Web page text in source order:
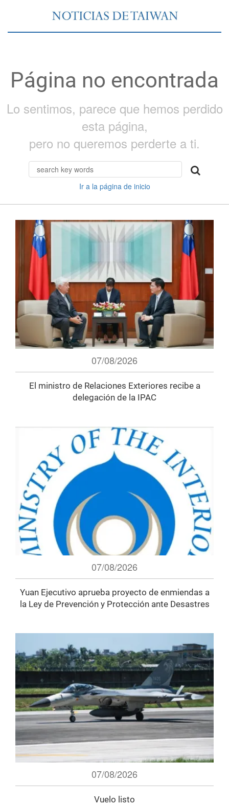
Página no encontrada
Lo sentimos, parece que hemos perdido
esta página,
pero no queremos perderte a ti.
Ir a la página de inicio
07/08/2026
El ministro de Relaciones Exteriores recibe a
delegación de la IPAC
07/08/2026
Yuan Ejecutivo aprueba proyecto de enmiendas a
la Ley de Prevención y Protección ante Desastres
07/08/2026
Vuelo listo